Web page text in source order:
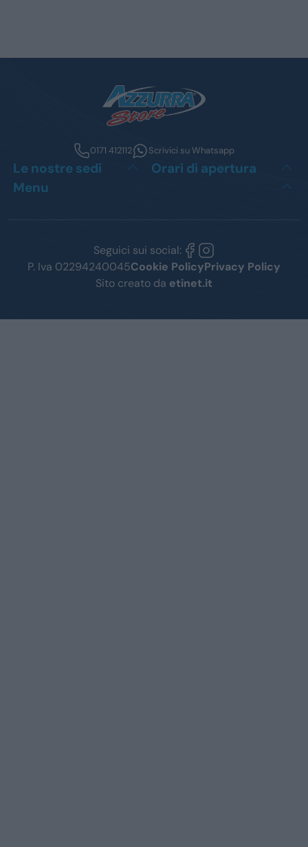
0171 412112 Scrivici su Whatsapp
Le nostre sedi
Orari di apertura
Menu
Seguici sui social:
P. Iva 02294240045Cookie PolicyPrivacy Policy
Sito creato da etinet.it